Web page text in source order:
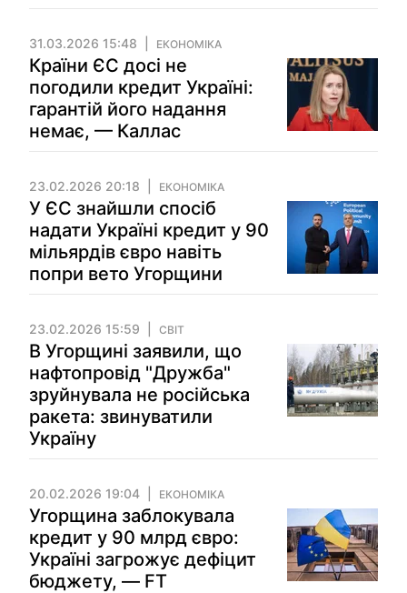
31.03.2026 15:48 ЕКОНОМІКА
Країни ЄС досі не
погодили кредит Україні:
гарантій його надання
немає, — Каллас
23.02.2026 20:18 ЕКОНОМІКА
У ЄС знайшли спосіб
надати Україні кредит у 90
мільярдів євро навіть
попри вето Угорщини
23.02.2026 15:59 СВІТ
В Угорщині заявили, що
нафтопровід "Дружба"
зруйнувала не російська
ракета: звинуватили
Україну
20.02.2026 19:04 ЕКОНОМІКА
Угорщина заблокувала
кредит у 90 млрд євро:
Україні загрожує дефіцит
бюджету, — FT